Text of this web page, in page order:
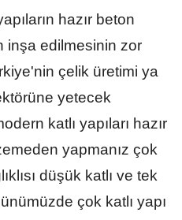
hazır beton
inşa edilmesinin zor
çelik üretimi ya
yetecek
katlı yapıları hazır
yapmanız çok
düşük katlı ve tek
çok katlı yapı